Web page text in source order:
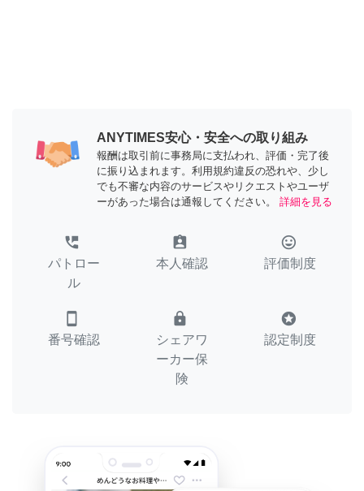
ANYTIMES安心・安全への取り組み
報酬は取引前に事務局に支払われ、評価・完了後
に振り込まれます。利用規約違反の恐れや、少し
でも不審な内容のサービスやリクエストやユーザ
ーがあった場合は通報してください。
詳細を見る
perm_phone_msg
パトロー
ル
assignment_ind
本人確認
tag_faces
評価制度
smartphone
番号確認
lock
シェアワ
ーカー保
険
stars
認定制度